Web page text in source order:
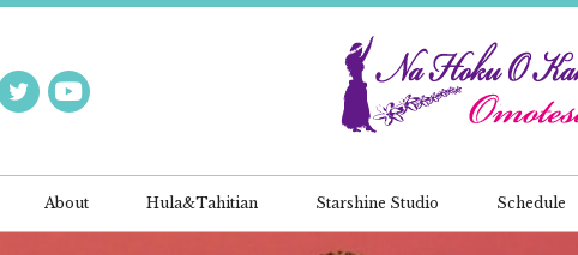
About Hula&Tahitian Starshine Studio Schedule